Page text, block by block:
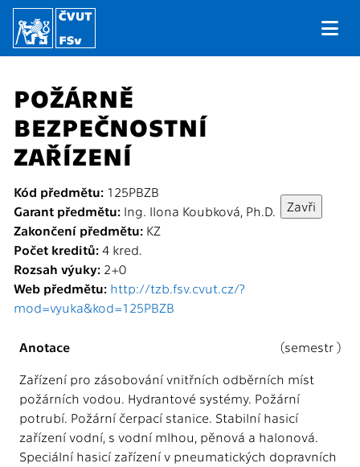
POŽÁRNĚ
BEZPEČNOSTNÍ
ZAŘÍZENÍ
Kód předmětu: 125PBZB
Garant předmětu: Ing. Ilona Koubková, Ph.D.
Zakončení předmětu: KZ
Počet kreditů: 4 kred.
Rozsah výuky: 2+0
Web předmětu: http://tzb.fsv.cvut.cz/?
mod=vyuka&kod=125PBZB
Anotace (semestr )
Zařízení pro zásobování vnitřních odběrních míst
požárních vodou. Hydrantové systémy. Požární
potrubí. Požární čerpací stanice. Stabilní hasicí
zařízení vodní, s vodní mlhou, pěnová a halonová.
Speciální hasicí zařízení v pneumatických dopravních